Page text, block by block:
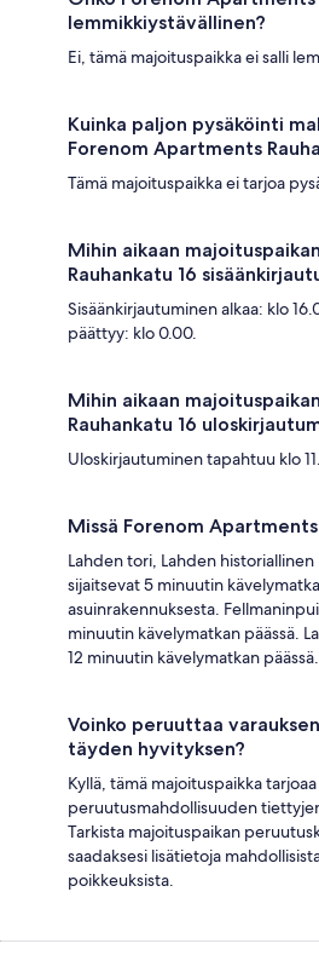
lemmikkiystävällinen?
Ei, tämä majoituspaikka ei salli
Kuinka paljon pysäköinti
Forenom Apartments
Tämä majoituspaikka ei tarjoa
Mihin aikaan
Rauhankatu 16
Sisäänkirjautuminen alkaa: klo
päättyy: klo 0.00.
Mihin aikaan
Rauhankatu 16
Uloskirjautuminen tapahtuu klo
Missä Forenom
Lahden tori, Lahden
sijaitsevat 5 minuutin
asuinrakennuksesta.
minuutin kävelymatkan päässä.
12 minuutin kävelymatkan päässä.
Voinko peruuttaa
täyden hyvityksen?
Kyllä, tämä majoituspaikka
peruutusmahdollisuuden
Tarkista majoituspaikan
saadaksesi lisätietoja
poikkeuksista.